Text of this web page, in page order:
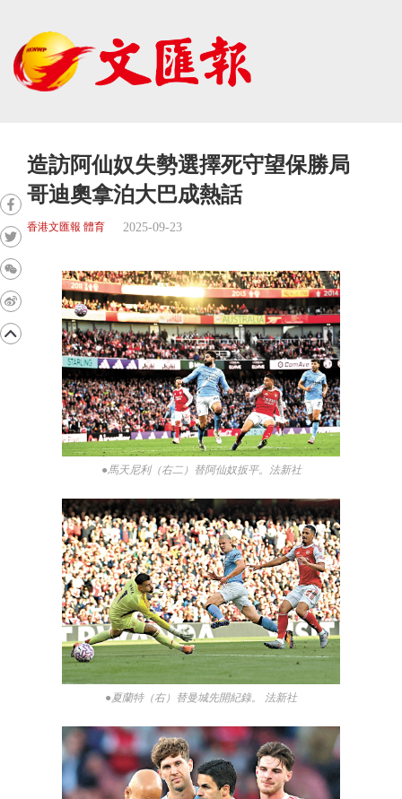
造訪阿仙奴失勢選擇死守望保勝局
哥迪奧拿泊大巴成熱話
香港文匯報 體育 2025-09-23
●馬天尼利（右二）替阿仙奴扳平。法新社
●夏蘭特（右）替曼城先開紀錄。 法新社